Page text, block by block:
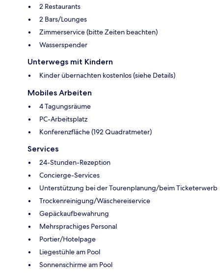
2 Restaurants
2 Bars/Lounges
Zimmerservice (bitte Zeiten beachten)
Wasserspender
Unterwegs mit Kindern
Kinder übernachten kostenlos (siehe Details)
Mobiles Arbeiten
4 Tagungsräume
PC-Arbeitsplatz
Konferenzfläche (192 Quadratmeter)
Services
24-Stunden-Rezeption
Concierge-Services
Unterstützung bei der Tourenplanung/beim Ticketerwerb
Trockenreinigung/Wäschereiservice
Gepäckaufbewahrung
Mehrsprachiges Personal
Portier/Hotelpage
Liegestühle am Pool
Sonnenschirme am Pool